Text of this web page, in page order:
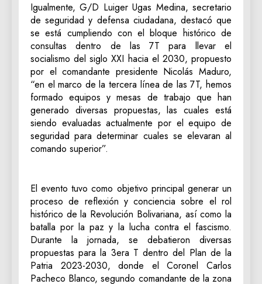
Igualmente, G/D Luiger Ugas Medina, secretario
de seguridad y defensa ciudadana, destacó que
se está cumpliendo con el bloque histórico de
consultas dentro de las 7T para llevar el
socialismo del siglo XXI hacia el 2030, propuesto
por el comandante presidente Nicolás Maduro,
“en el marco de la tercera línea de las 7T, hemos
formado equipos y mesas de trabajo que han
generado diversas propuestas, las cuales está
siendo evaluadas actualmente por el equipo de
seguridad para determinar cuales se elevaran al
comando superior”.
El evento tuvo como objetivo principal generar un
proceso de reflexión y conciencia sobre el rol
histórico de la Revolución Bolivariana, así como la
batalla por la paz y la lucha contra el fascismo.
Durante la jornada, se debatieron diversas
propuestas para la 3era T dentro del Plan de la
Patria 2023-2030, donde el Coronel Carlos
Pacheco Blanco, segundo comandante de la zona